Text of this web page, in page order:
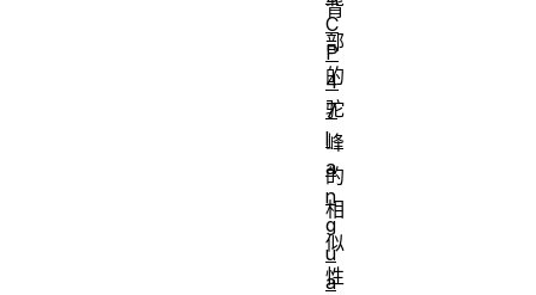
背
部
的
驼
峰
的
相
似
性
C
P
4
7
l
a
n
g
u
a